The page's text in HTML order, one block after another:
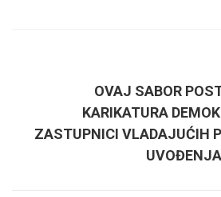
OVAJ SABOR
KARIKATURA
ZASTUPNICI VLADAJUĆIH